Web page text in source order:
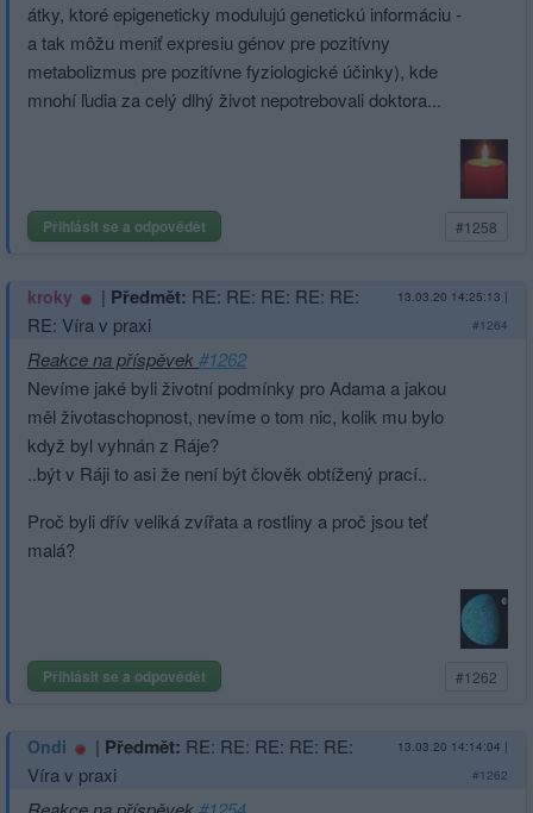
átky, ktoré epigeneticky modulujú genetickú informáciu -
a tak môžu meniť expresiu génov pre pozitívny
metabolizmus pre pozitívne fyziologické účinky), kde
mnohí ľudia za celý dlhý život nepotrebovali doktora...
Přihlásit se a odpovědět #1258
kroky | Předmět: RE: RE: RE: RE: RE:
RE: Víra v praxi
13.03.20 14:25:13 |
#1264
Reakce na příspěvek#1262
Nevíme jaké byli životní podmínky pro Adama a jakou
měl životaschopnost, nevíme o tom nic, kolik mu bylo
když byl vyhnán z Ráje?
..být v Ráji to asi že není být člověk obtížený prací..
Proč byli dřív veliká zvířata a rostliny a proč jsou teť
malá?
Přihlásit se a odpovědět #1262
Ondi | Předmět: RE: RE: RE: RE: RE:
Víra v praxi
13.03.20 14:14:04 |
#1262